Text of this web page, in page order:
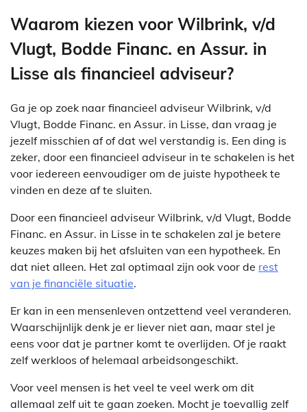
Waarom kiezen voor Wilbrink, v/d
Vlugt, Bodde Financ. en Assur. in
Lisse als financieel adviseur?
Ga je op zoek naar financieel adviseur Wilbrink, v/d
Vlugt, Bodde Financ. en Assur. in Lisse, dan vraag je
jezelf misschien af of dat wel verstandig is. Een ding is
zeker, door een financieel adviseur in te schakelen is het
voor iedereen eenvoudiger om de juiste hypotheek te
vinden en deze af te sluiten.
Door een financieel adviseur Wilbrink, v/d Vlugt, Bodde
Financ. en Assur. in Lisse in te schakelen zal je betere
keuzes maken bij het afsluiten van een hypotheek. En
dat niet alleen. Het zal optimaal zijn ook voor de rest
van je financiële situatie.
Er kan in een mensenleven ontzettend veel veranderen.
Waarschijnlijk denk je er liever niet aan, maar stel je
eens voor dat je partner komt te overlijden. Of je raakt
zelf werkloos of helemaal arbeidsongeschikt.
Voor veel mensen is het veel te veel werk om dit
allemaal zelf uit te gaan zoeken. Mocht je toevallig zelf